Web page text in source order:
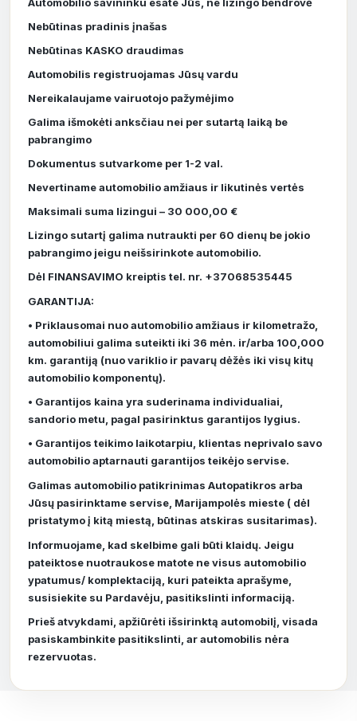
Automobilio savininku esate Jūs, ne lizingo bendrovė
Nebūtinas pradinis įnašas
Nebūtinas KASKO draudimas
Automobilis registruojamas Jūsų vardu
Nereikalaujame vairuotojo pažymėjimo
Galima išmokėti anksčiau nei per sutartą laiką be
pabrangimo
Dokumentus sutvarkome per 1-2 val.
Nevertiname automobilio amžiaus ir likutinės vertės
Maksimali suma lizingui – 30 000,00 €
Lizingo sutartį galima nutraukti per 60 dienų be jokio
pabrangimo jeigu neišsirinkote automobilio.
Dėl FINANSAVIMO kreiptis tel. nr. +37068535445
GARANTIJA:
• Priklausomai nuo automobilio amžiaus ir kilometražo,
automobiliui galima suteikti iki 36 mėn. ir/arba 100,000
km. garantiją (nuo variklio ir pavarų dėžės iki visų kitų
automobilio komponentų).
• Garantijos kaina yra suderinama individualiai,
sandorio metu, pagal pasirinktus garantijos lygius.
• Garantijos teikimo laikotarpiu, klientas neprivalo savo
automobilio aptarnauti garantijos teikėjo servise.
Galimas automobilio patikrinimas Autopatikros arba
Jūsų pasirinktame servise, Marijampolės mieste ( dėl
pristatymo į kitą miestą, būtinas atskiras susitarimas).
Informuojame, kad skelbime gali būti klaidų. Jeigu
pateiktose nuotraukose matote ne visus automobilio
ypatumus/ komplektaciją, kuri pateikta aprašyme,
susisiekite su Pardavėju, pasitikslinti informaciją.
Prieš atvykdami, apžiūrėti išsirinktą automobilį, visada
pasiskambinkite pasitikslinti, ar automobilis nėra
rezervuotas.